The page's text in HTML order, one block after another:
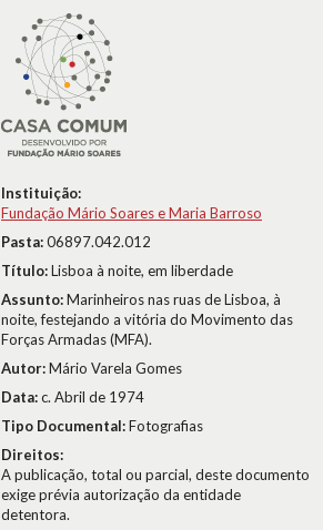
Instituição:
Fundação Mário Soares e Maria Barroso
Pasta:06897.042.012
Título:Lisboa à noite, em liberdade
Assunto:Marinheiros nas ruas de Lisboa, à
noite, festejando a vitória do Movimento das
Forças Armadas (MFA).
Autor:Mário Varela Gomes
Data:c. Abril de 1974
Tipo Documental:Fotografias
Direitos:
A publicação, total ou parcial, deste documento
exige prévia autorização da entidade
detentora.